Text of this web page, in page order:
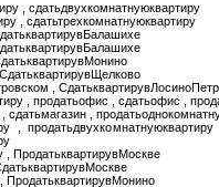
, сдатьдвухкомнатнуюквартиру
, сдатьтрехкомнатнуюквартиру
,
, продатьофис , сдатьофис ,
сдатьмагазин ,
,
, ПродатьквартирувМоскве
ПродатьквартирувМонино